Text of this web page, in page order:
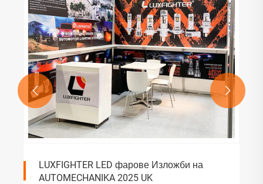
LUXFIGHTER LED фарове Изложби на
AUTOMECHANIKA 2025 UK
 